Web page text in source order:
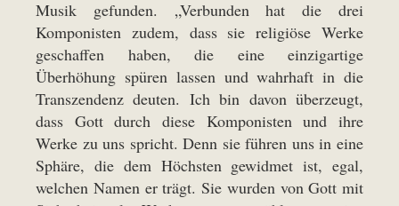
Musik gefunden. „Verbunden hat die drei
Komponisten zudem, dass sie religiöse Werke
geschaffen haben, die eine einzigartige
Überhöhung spüren lassen und wahrhaft in die
Transzendenz deuten. Ich bin davon überzeugt,
dass Gott durch diese Komponisten und ihre
Werke zu uns spricht. Denn sie führen uns in eine
Sphäre, die dem Höchsten gewidmet ist, egal,
welchen Namen er trägt. Sie wurden von Gott mit